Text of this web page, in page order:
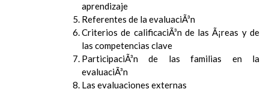
aprendizaje
Referentes de la evaluaciÃ³n
Criterios de calificaciÃ³n de las Ã¡reas y de
las competencias clave
ParticipaciÃ³n de las familias en la
evaluaciÃ³n
Las evaluaciones externas